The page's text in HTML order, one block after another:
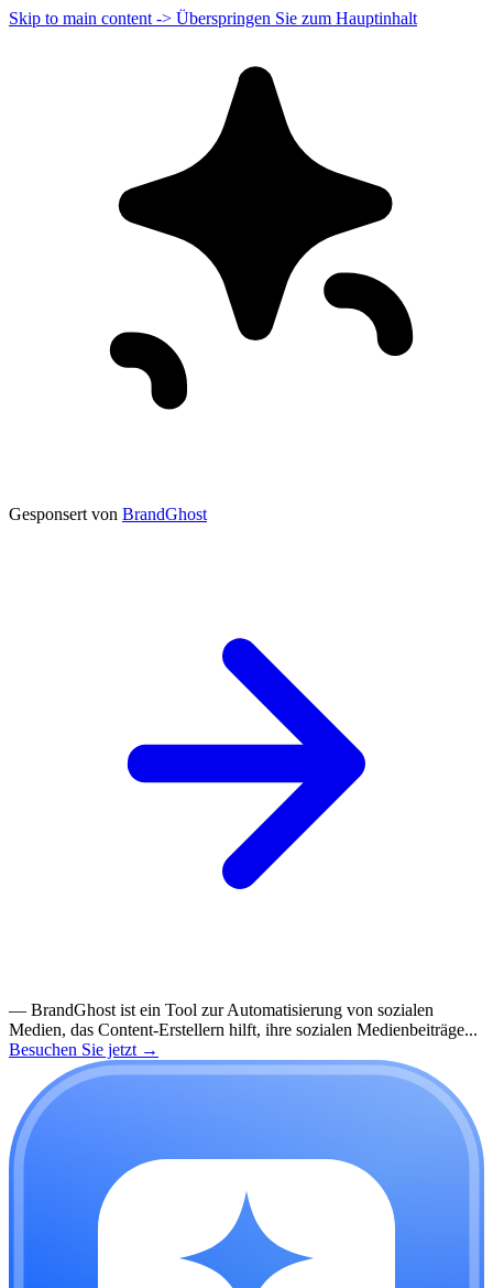
Skip to main content -> Überspringen Sie zum Hauptinhalt
Gesponsert von BrandGhost
— BrandGhost ist ein Tool zur Automatisierung von sozialen
Medien, das Content-Erstellern hilft, ihre sozialen Medienbeiträge...
Besuchen Sie jetzt →